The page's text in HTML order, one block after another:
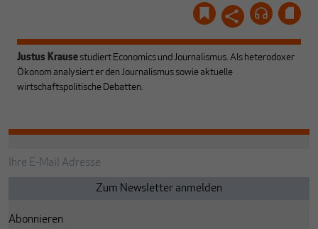
Justus Krause studiert Economics und Journalismus. Als heterodoxer
Ökonom analysiert er den Journalismus sowie aktuelle
wirtschaftspolitische Debatten.
Abonnieren